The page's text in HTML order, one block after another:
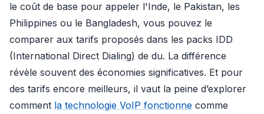
le coût de base pour appeler l'Inde, le Pakistan, les
Philippines ou le Bangladesh, vous pouvez le
comparer aux tarifs proposés dans les packs IDD
(International Direct Dialing) de du. La différence
révèle souvent des économies significatives. Et pour
des tarifs encore meilleurs, il vaut la peine d’explorer
comment la technologie VoIP fonctionne comme